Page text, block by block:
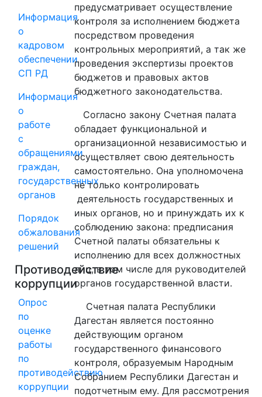
Информация
о
кадровом
обеспечении
СП РД
Информация
о
работе
с
обращениями
граждан,
государственных
органов
Порядок
обжалования
решений
Противодействие
коррупции
Опрос
по
оценке
работы
по
противодействию
коррупции
предусматривает осуществление
контроля за исполнением бюджета
посредством проведения
контрольных мероприятий, а так же
проведения экспертизы проектов
бюджетов и правовых актов
бюджетного законодательства.
Согласно закону Счетная палата
обладает функциональной и
организационной независимостью и
осуществляет свою деятельность
самостоятельно. Она уполномочена
не только контролировать
деятельность государственных и
иных органов, но и принуждать их к
соблюдению закона: предписания
Счетной палаты обязательны к
исполнению для всех должностных
лиц, в том числе для руководителей
органов государственной власти.
Счетная палата Республики
Дагестан является постоянно
действующим органом
государственного финансового
контроля, образуемым Народным
Собранием Республики Дагестан и
подотчетным ему. Для рассмотрения